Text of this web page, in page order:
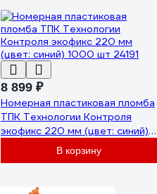
8 899 ₽
Номерная пластиковая пломба
ТПК Технологии Контроля
экофикс 220 мм (цвет: синий)
1000 шт 24191В корзину